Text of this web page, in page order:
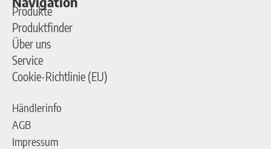
Produkte
Produktfinder
Über uns
Service
Cookie-Richtlinie (EU)
Händlerinfo
AGB
Impressum